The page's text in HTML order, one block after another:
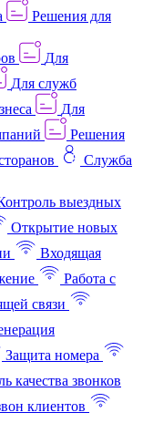
Решения для
Для
Для служб
Для
Решения
Служба
выездных
Открытие новых
Входящая
Работа с
связи
Защита номера
качества звонков
клиентов